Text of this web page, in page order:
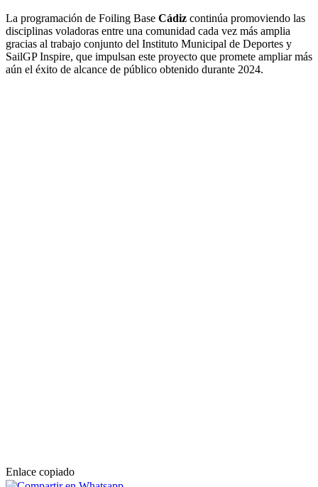
La programación de Foiling Base Cádiz continúa promoviendo las
disciplinas voladoras entre una comunidad cada vez más amplia
gracias al trabajo conjunto del Instituto Municipal de Deportes y
SailGP Inspire, que impulsan este proyecto que promete ampliar más
aún el éxito de alcance de público obtenido durante 2024.
Enlace copiado